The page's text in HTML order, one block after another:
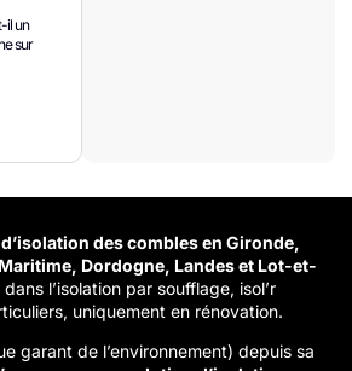
il un
sur
des combles en Gironde,
Dordogne, Landes et Lot-et-
l’isolation par soufflage, isol’r
uniquement en rénovation.
garant de l’environnement) depuis sa